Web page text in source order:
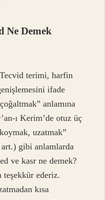
Ne Demek
terimi, harfin
ifade
anlamına
ı Kerim’de otuz üç
uzatmak”
gibi anlamlarda
ve kasr ne demek?
teşekkür ederiz.
kısa